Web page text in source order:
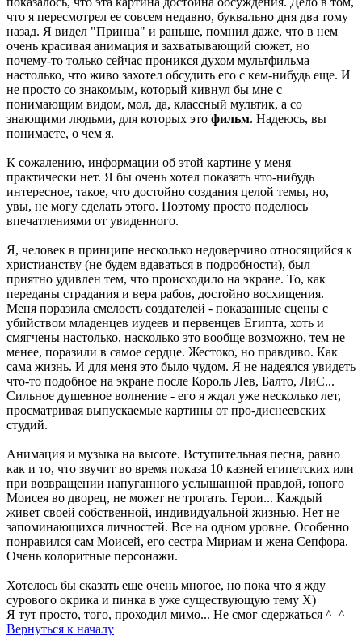
что я пересмотрел ее совсем недавно, буквально дня два тому
назад. Я видел "Принца" и раньше, помнил даже, что в нем
очень красивая анимация и захватывающий сюжет, но
почему-то только сейчас проникся духом мультфильма
настолько, что живо захотел обсудить его с кем-нибудь еще. И
не просто со знакомым, который кивнул бы мне с
понимающим видом, мол, да, классный мультик, а со
знающими людьми, для которых это фильм. Надеюсь, вы
понимаете, о чем я.
К сожалению, информации об этой картине у меня
практически нет. Я бы очень хотел показать что-нибудь
интересное, такое, что достойно создания целой темы, но,
увы, не могу сделать этого. Поэтому просто поделюсь
впечатлениями от увиденного.
Я, человек в принципе несколько недоверчиво относящийся к
христианству (не будем вдаваться в подробности), был
приятно удивлен тем, что происходило на экране. То, как
переданы страдания и вера рабов, достойно восхищения.
Меня поразила смелость создателей - показанные сцены с
убийством младенцев иудеев и первенцев Египта, хоть и
смягчены настолько, насколько это вообще возможно, тем не
менее, поразили в самое сердце. Жестоко, но правдиво. Как
сама жизнь. И для меня это было чудом. Я не надеялся увидеть
что-то подобное на экране после Король Лев, Балто, ЛиС...
Сильное душевное волнение - его я ждал уже несколько лет,
просматривая выпускаемые картины от про-диснеевских
студий.
Анимация и музыка на высоте. Вступительная песня, равно
как и то, что звучит во время показа 10 казней египетских или
при возвращении напуганного услышанной правдой, юного
Моисея во дворец, не может не трогать. Герои... Каждый
живет своей собственной, индивидуальной жизнью. Нет не
запоминающихся личностей. Все на одном уровне. Особенно
понравился сам Моисей, его сестра Мириам и жена Сепфора.
Очень колоритные персонажи.
Хотелось бы сказать еще очень многое, но пока что я жду
сурового окрика и пинка в уже существующую тему Х)
Я тут просто, того, проходил мимо... Не смог сдержаться ^_^
Вернуться к началу